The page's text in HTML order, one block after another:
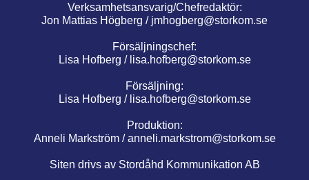
Verksamhetsansvarig/Chefredaktör:
Jon Mattias Högberg / jmhogberg@storkom.se
Försäljningschef:
Lisa Hofberg / lisa.hofberg@storkom.se
Försäljning:
Lisa Hofberg / lisa.hofberg@storkom.se
Produktion:
Anneli Markström /anneli.markstrom@storkom.se
Siten drivs av Stordåhd Kommunikation AB